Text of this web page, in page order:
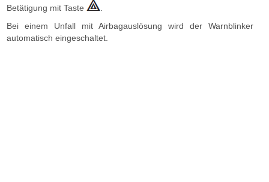
Betätigung mit Taste
Bei einem Unfall mit Airbagauslösung wird der Warnblinker
automatisch eingeschaltet.